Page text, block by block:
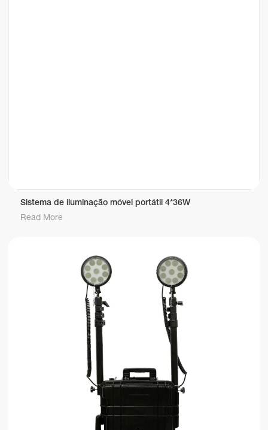
Sistema de iluminação móvel portátil 4*36W
Read More